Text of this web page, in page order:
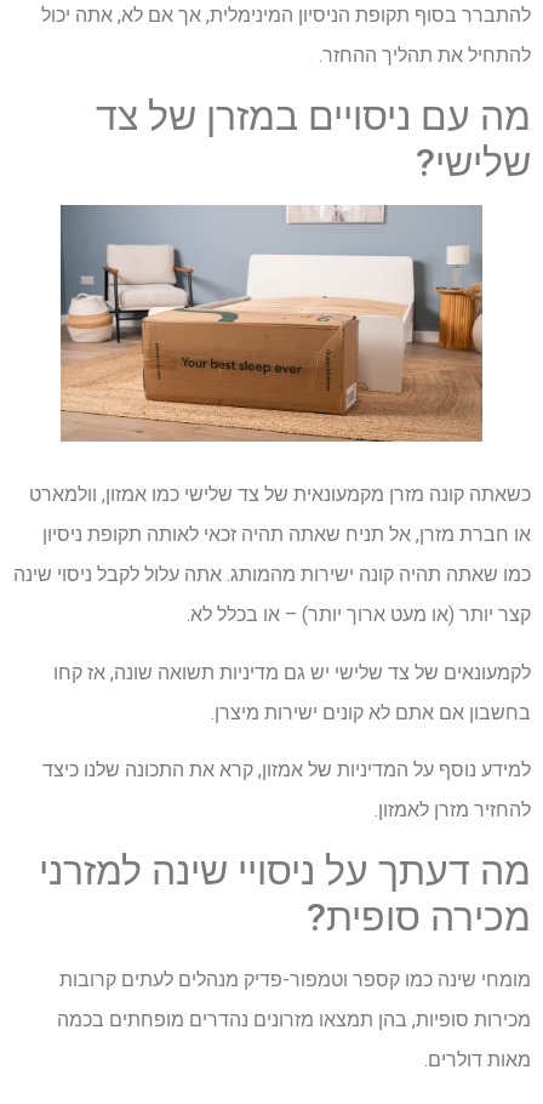
להתברר בסוף תקופת הניסיון המינימלית, אך אם לא, אתה יכול
להתחיל את תהליך ההחזר.
מה עם ניסויים במזרן של צד
שלישי?
כשאתה קונה מזרן מקמעונאית של צד שלישי כמו אמזון, וולמארט
או חברת מזרן, אל תניח שאתה תהיה זכאי לאותה תקופת ניסיון
כמו שאתה תהיה קונה ישירות מהמותג. אתה עלול לקבל ניסוי שינה
קצר יותר (או מעט ארוך יותר) – או בכלל לא.
לקמעונאים של צד שלישי יש גם מדיניות תשואה שונה, אז קחו
בחשבון אם אתם לא קונים ישירות מיצרן.
למידע נוסף על המדיניות של אמזון, קרא את התכונה שלנו כיצד
להחזיר מזרן לאמזון.
מה דעתך על ניסויי שינה למזרני
מכירה סופית?
מומחי שינה כמו קספר וטמפור-פדיק מנהלים לעתים קרובות
מכירות סופיות, בהן תמצאו מזרונים נהדרים מופחתים בכמה
מאות דולרים.